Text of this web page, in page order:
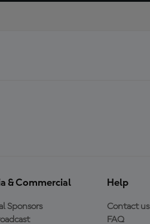
& Commercial
Sponsors
Help
Contact us
FAQ